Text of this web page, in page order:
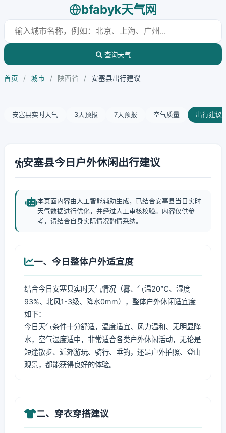
bfabyk天气网
查询天气
首页 / 城市 / 陕西省 / 安塞县出行建议
安塞县实时天气 3天预报 7天预报 空气质量 出行建议
安塞县今日户外休闲出行建议
本页面内容由人工智能辅助生成，已结合安塞县当日实时
天气数据进行优化，并经过人工审核校验。内容仅供参
考，请结合自身实际情况酌情采纳。
一、今日整体户外适宜度
结合今日安塞县实时天气情况（雾、气温20℃、湿度
93%、北风1-3级、降水0mm），整体户外休闲适宜度
如下：
今日天气条件十分舒适，温度适宜、风力温和、无明显降
水，空气湿度适中，非常适合各类户外休闲活动，无论是
短途散步、近郊游玩、骑行、垂钓，还是户外拍照、登山
观景，都能获得良好的体验。
二、穿衣穿搭建议